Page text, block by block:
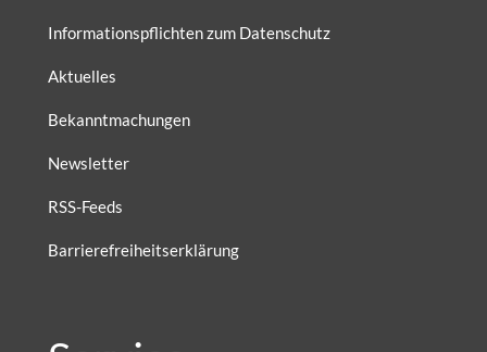
Informationspflichten zum Datenschutz
Aktuelles
Bekanntmachungen
Newsletter
RSS-Feeds
Barrierefreiheitserklärung